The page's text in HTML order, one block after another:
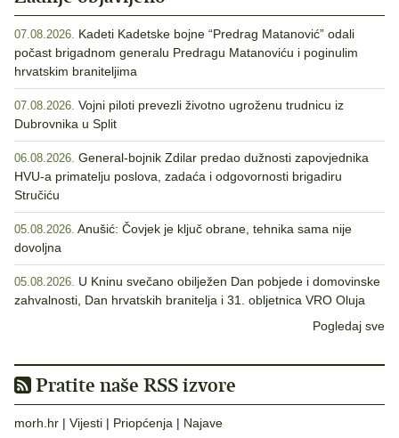
07.08.2026. Kadeti Kadetske bojne “Predrag Matanović” odali
počast brigadnom generalu Predragu Matanoviću i poginulim
hrvatskim braniteljima
07.08.2026. Vojni piloti prevezli životno ugroženu trudnicu iz
Dubrovnika u Split
06.08.2026. General-bojnik Zdilar predao dužnosti zapovjednika
HVU-a primatelju poslova, zadaća i odgovornosti brigadiru
Stručiću
05.08.2026. Anušić: Čovjek je ključ obrane, tehnika sama nije
dovoljna
05.08.2026. U Kninu svečano obilježen Dan pobjede i domovinske
zahvalnosti, Dan hrvatskih branitelja i 31. obljetnica VRO Oluja
Pogledaj sve
Pratite naše RSS izvore
morh.hr | Vijesti | Priopćenja | Najave